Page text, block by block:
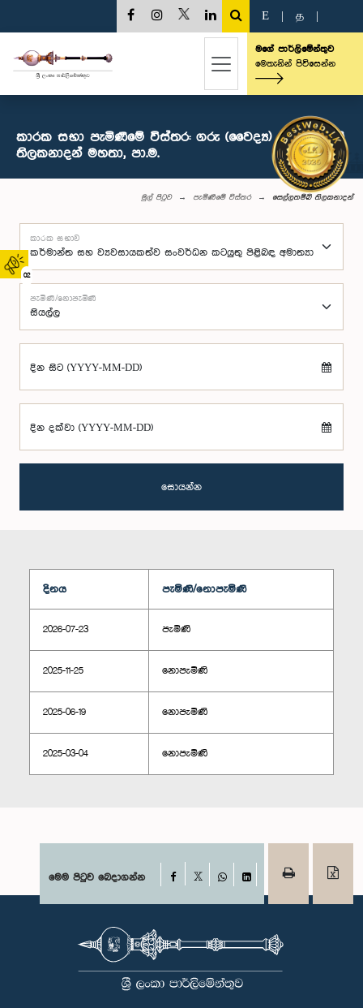
02
E த
මගේ පාර්ලිමේන්තුව
මෙතැනින් පිවිසෙන්න
කාරක සභා පැමිණීමේ විස්තර: ගරු (වෛද්‍ය) සෙල්ලතම්බි
තිලකනාදන් මහතා, පා.ම.
මුල් පිටුව පැමිණීමේ විස්තර සෙල්ලතම්බි තිලකනාදන්
කාරක සභාව
පැමිණි/නොපැමිණි
දින සිට (YYYY-MM-DD)
දින දක්වා (YYYY-MM-DD)
සොයන්න
දිනය පැමිණි/නොපැමිණි
2026-07-23 පැමිණි
2025-11-25 නොපැමිණි
2025-06-19 නොපැමිණි
2025-03-04 නොපැමිණි
මෙම පිටුව බෙදාගන්න Facebook
WhatsAppLinkedIn